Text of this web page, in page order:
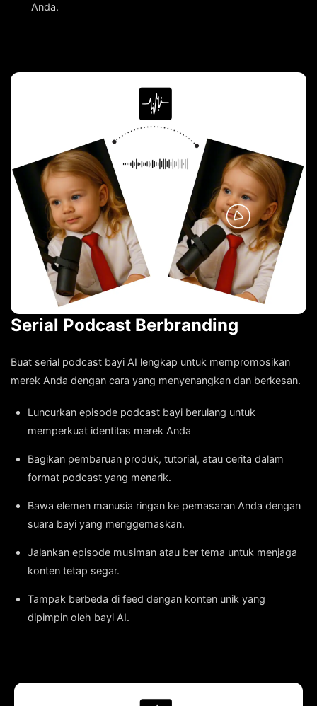
Anda.
Serial Podcast Berbranding
Buat serial podcast bayi AI lengkap untuk mempromosikan
merek Anda dengan cara yang menyenangkan dan berkesan.
Luncurkan episode podcast bayi berulang untuk
memperkuat identitas merek Anda
Bagikan pembaruan produk, tutorial, atau cerita dalam
format podcast yang menarik.
Bawa elemen manusia ringan ke pemasaran Anda dengan
suara bayi yang menggemaskan.
Jalankan episode musiman atau ber tema untuk menjaga
konten tetap segar.
Tampak berbeda di feed dengan konten unik yang
dipimpin oleh bayi AI.